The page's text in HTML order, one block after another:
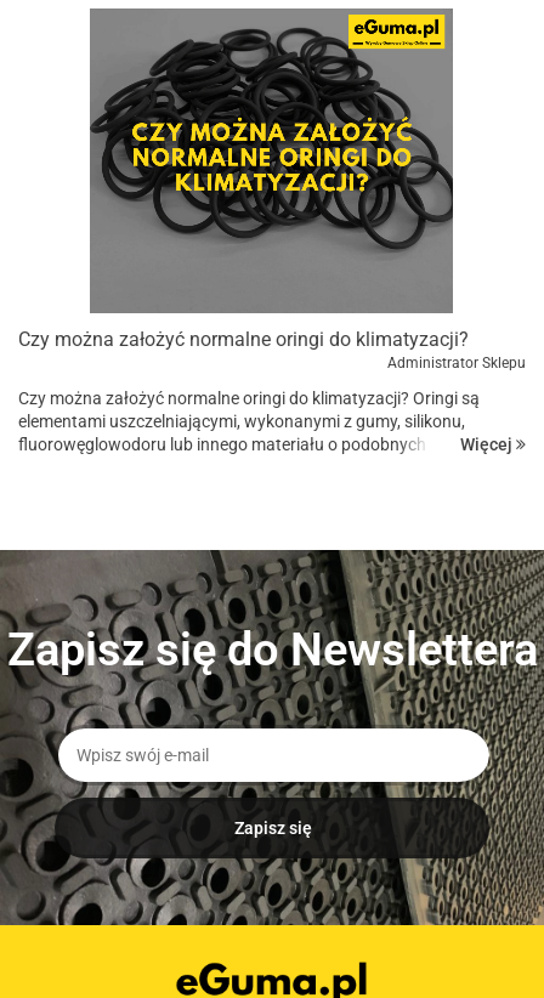
Czy można założyć normalne oringi do klimatyzacji?
Administrator Sklepu
Czy można założyć normalne oringi do klimatyzacji? Oringi są
elementami uszczelniającymi, wykonanymi z gumy, silikonu,
fluorowęglowodoru lub innego materiału o podobnych
Więcej
Zapisz się do Newslettera